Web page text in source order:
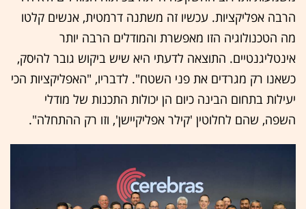
הרבה אפליקציות. עכשיו זה משתנה דרמטית, אנשים קלטו
מה הטכנולוגיה הזו מאפשרת והמודלים הרבה יותר
אינטליגנטיים. התוצאה לדעתי היא שיש ביקוש גובר להיסק,
כשאנו רק מגרדים את פני השטח". לדבריו, "האפליקציות הכי
יעילות בתחום הבינה כיום הן יכולות התכנות של מודלי
השפה, שהם לחלוטין 'קילר אפליקיישן', וזו רק ההתחלה".